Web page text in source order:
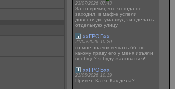
23/07/2026 07:43
За то время, что я сюда не
заходил, в мафке успели
довести до ума якудз и сделать
отдельную улицу
ххГРОБхх
21/05/2026 10:20
го мне значок вешать бб, по
какому праву его у меня изъяли
вообще? я буду жаловаться!!
ххГРОБхх
21/05/2026 10:19
Привет, Катя. Как дела?